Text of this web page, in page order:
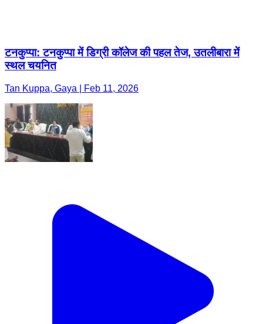
टनकुप्पा: टनकुप्पा में डिग्री कॉलेज की पहल तेज, उतलीबारा में
स्थल चयनित
Tan Kuppa, Gaya | Feb 11, 2026